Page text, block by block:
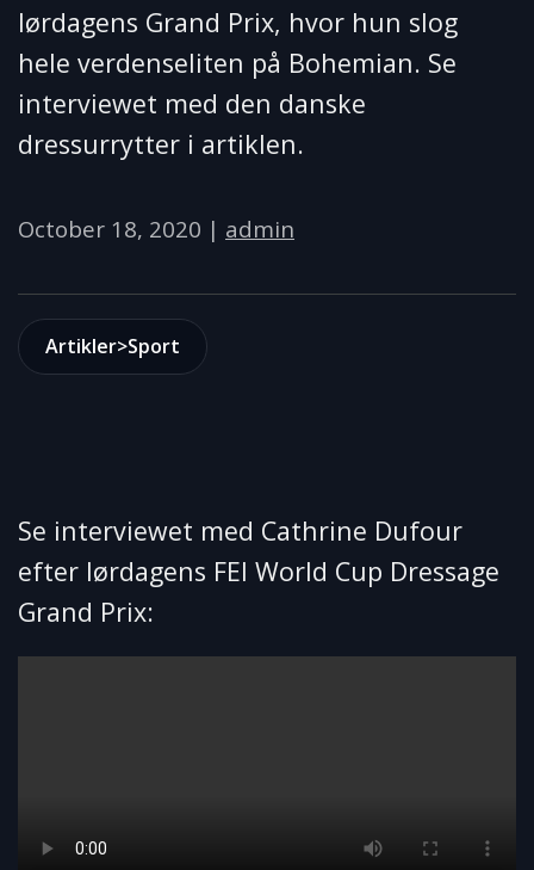
lørdagens Grand Prix, hvor hun slog
hele verdenseliten på Bohemian. Se
interviewet med den danske
dressurrytter i artiklen.
October 18, 2020 | admin
Artikler>Sport
Se interviewet med Cathrine Dufour
efter lørdagens FEI World Cup Dressage
Grand Prix: